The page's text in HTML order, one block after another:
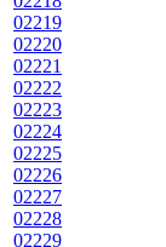
02219
02220
02221
02222
02223
02224
02225
02226
02227
02228
02229